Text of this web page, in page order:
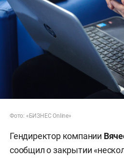
Фото: «БИЗНЕС Online»
Гендиректор компании
сообщил о закрытии